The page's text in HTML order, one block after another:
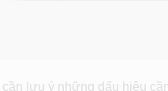
cần lưu ý những dấu hiệu